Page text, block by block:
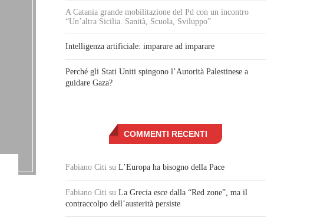
A Catania grande mobilitazione del Pd con un incontro
“Un’altra Sicilia. Sanità, Scuola, Sviluppo”
Intelligenza artificiale: imparare ad imparare
Perché gli Stati Uniti spingono l’Autorità Palestinese a
guidare Gaza?
COMMENTI RECENTI
Fabiano Citi su L’Europa ha bisogno della Pace
Fabiano Citi su La Grecia esce dalla “Red zone”, ma il
contraccolpo dell’austerità persiste